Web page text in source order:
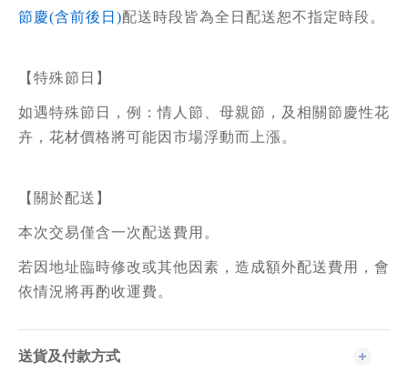
節慶(含前後日)配送時段皆為全日配送恕不指定時段。
【特殊節日】
如遇特殊節日，例：情人節、母親節，及相關節慶性花
卉，花材價格將可能因市場浮動而上漲。
【關於配送】
本次交易僅含一次配送費用。
若因地址臨時修改或其他因素，造成額外配送費用，會
依情況將再酌收運費。
送貨及付款方式